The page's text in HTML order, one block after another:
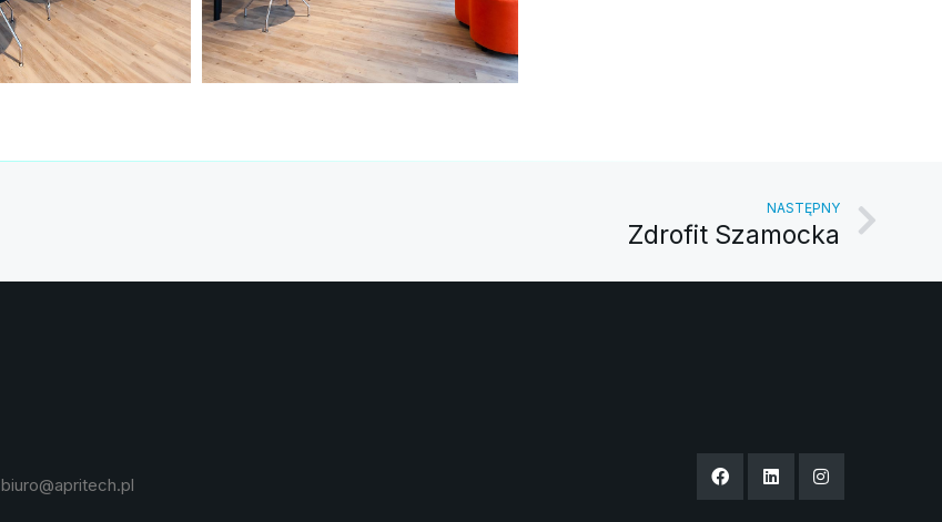
NASTĘPNY
Zdrofit Szamocka
biuro@apritech.pl